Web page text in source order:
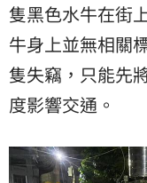
隻黑色水牛在街
牛身上並無相關
隻失竊，只能先
度影響交通。